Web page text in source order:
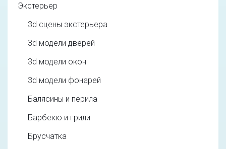
Экстерьер
3d cцены экстерьера
3d модели дверей
3d модели окон
3d модели фонарей
Балясины и перила
Барбекю и грили
Брусчатка